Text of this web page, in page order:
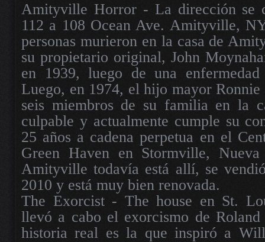
Amityville Horror - La dirección se
112 a 108 Ocean Ave. Amityville,
personas murieron en la casa de
su propietario original, John
en 1939, luego de una
Luego, en 1974, el hijo mayor Ronnie
seis miembros de su familia en la
culpable y actualmente cumple su
25 años a cadena perpetua en el
Green Haven en Stormville,
Amityville todavía está allí, se
2010 y está muy bien renovada.
The Exorcist - The house en St.
llevó a cabo el exorcismo de
historia real es la que inspiró a